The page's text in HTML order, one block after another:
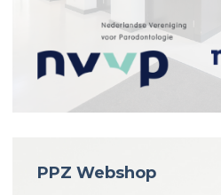
PPZ Webshop